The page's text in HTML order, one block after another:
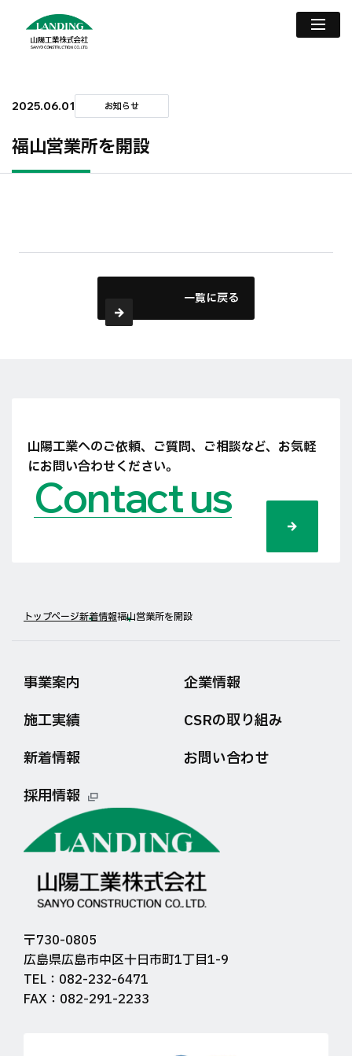
2025.06.01 お知らせ
福山営業所を開設
一覧に戻る
山陽工業へのご依頼、ご質問、ご相談など、 お気軽
にお問い合わせください。
Contact us
トップページ新着情報福山営業所を開設
事業案内
企業情報
施工実績
CSRの取り組み
新着情報
お問い合わせ
採用情報
〒730-0805
広島県広島市中区十日市町1丁目1-9
TEL：082-232-6471
FAX：082-291-2233